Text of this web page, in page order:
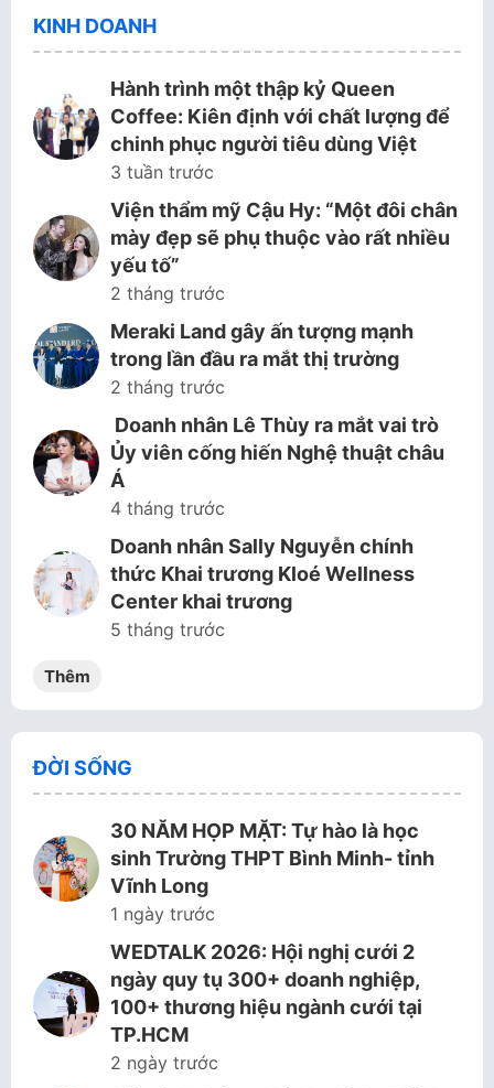
KINH DOANH
Hành trình một thập kỷ Queen
Coffee: Kiên định với chất lượng để
chinh phục người tiêu dùng Việt
3 tuần trước
Viện thẩm mỹ Cậu Hy: “Một đôi chân
mày đẹp sẽ phụ thuộc vào rất nhiều
yếu tố”
2 tháng trước
Meraki Land gây ấn tượng mạnh
trong lần đầu ra mắt thị trường
2 tháng trước
Doanh nhân Lê Thùy ra mắt vai trò
Ủy viên cống hiến Nghệ thuật châu
Á
4 tháng trước
Doanh nhân Sally Nguyễn chính
thức Khai trương Kloé Wellness
Center khai trương
5 tháng trước
Thêm
ĐỜI SỐNG
30 NĂM HỌP MẶT: Tự hào là học
sinh Trường THPT Bình Minh- tỉnh
Vĩnh Long
1 ngày trước
WEDTALK 2026: Hội nghị cưới 2
ngày quy tụ 300+ doanh nghiệp,
100+ thương hiệu ngành cưới tại
TP.HCM
2 ngày trước